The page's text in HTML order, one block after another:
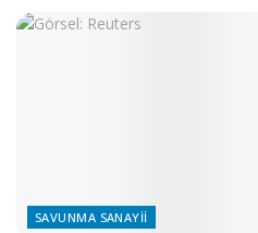
SAVUNMA SANAYII